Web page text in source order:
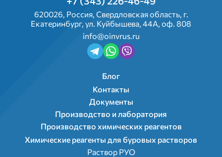
620026, Россия, Свердловская область, г.
Екатеринбург, ул. Куйбышева, 44А, оф. 808
info@oinvrus.ru
Подвал 2
Блог
Контакты
Документы
Производство и лаборатория
Menu footer
Производство химических реагентов
Химические реагенты для буровых растворов
Раствор РУО